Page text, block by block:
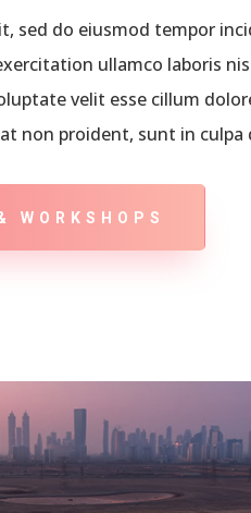
sed do eiusmod tempor
ullamco laboris
velit esse cillum
non proident, sunt in culpa
WORKSHOPS